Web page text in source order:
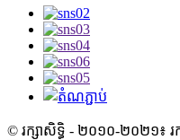
© រក្សាសិទ្ធិ - ២០១០-២០២១៖ រ